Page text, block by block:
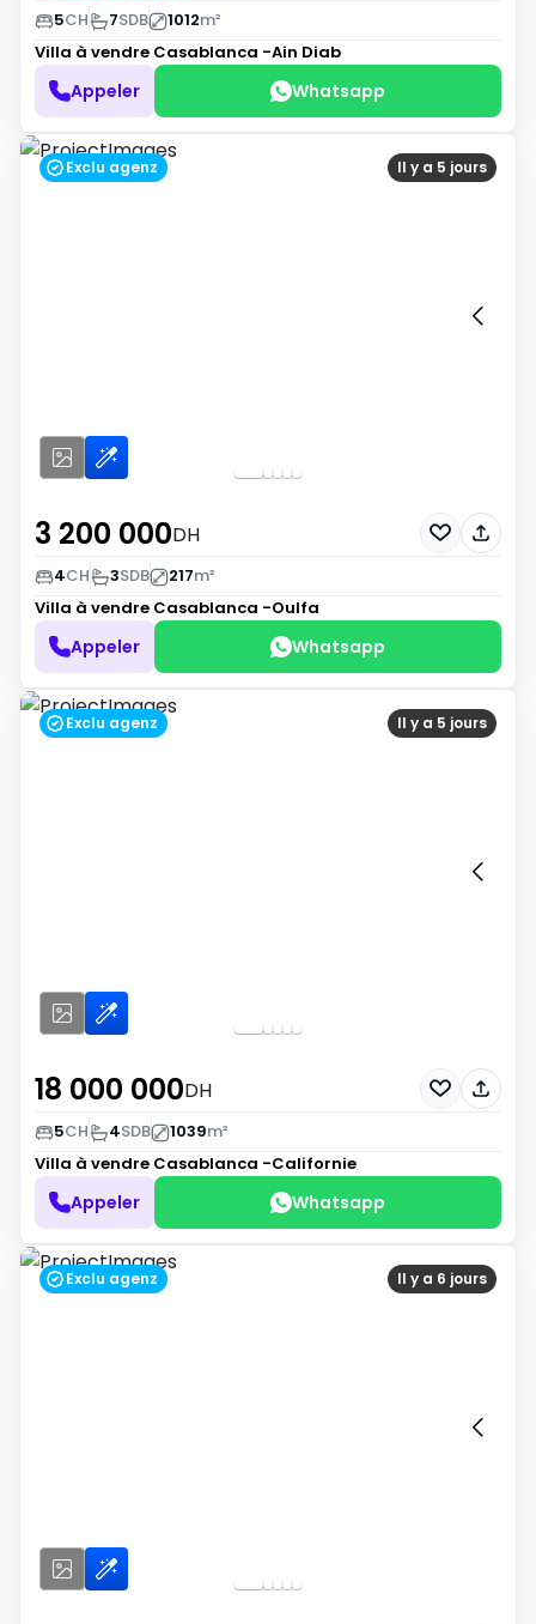
5CH 7SDB 1012m²
Villa à vendre Casablanca -Ain Diab
Appeler Whatsapp
Il y a 5 jours
Exclu agenz
3 200 000DH
4CH 3SDB 217m²
Villa à vendre Casablanca -Oulfa
Appeler Whatsapp
Il y a 5 jours
Exclu agenz
18 000 000DH
5CH 4SDB 1039m²
Villa à vendre Casablanca -Californie
Appeler Whatsapp
Il y a 6 jours
Exclu agenz